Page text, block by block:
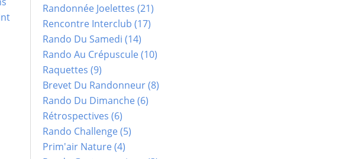
Randonnée Joelettes (21)
Rencontre Interclub (17)
Rando Du Samedi (14)
Rando Au Crépuscule(10)
Raquettes (9)
Brevet Du Randonneur(8)
Rando Du Dimanche(6)
Rétrospectives (6)
Rando Challenge(5)
Prim'air Nature(4)